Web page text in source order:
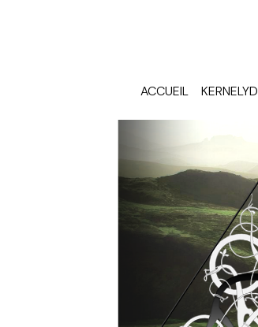
ACCUEIL KERNELYD